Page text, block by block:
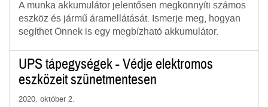
A munka akkumulátor jelentősen megkönnyíti számos
eszköz és jármű áramellátását. Ismerje meg, hogyan
segíthet Önnek is egy megbízható akkumulátor.
UPS tápegységek - Védje elektromos
eszközeit szünetmentesen
2020. október 2.